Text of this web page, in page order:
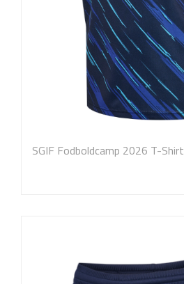
SGIF Fodboldcamp 2026 T-Shirt